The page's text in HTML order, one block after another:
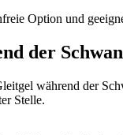
Option und
der
während der
Stelle.